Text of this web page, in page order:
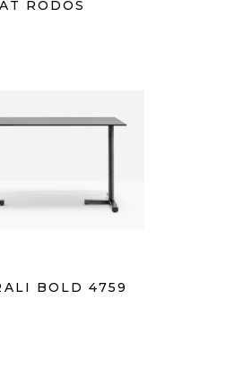
AT RODOS
BOLD 4759